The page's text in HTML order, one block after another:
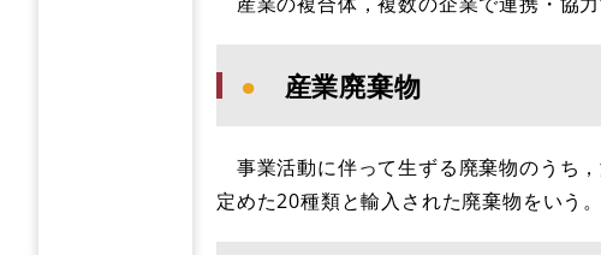
● 産業廃棄物
事業活動に伴って生ずる廃棄物のうち
定めた20種類と輸入された廃棄物をいう。